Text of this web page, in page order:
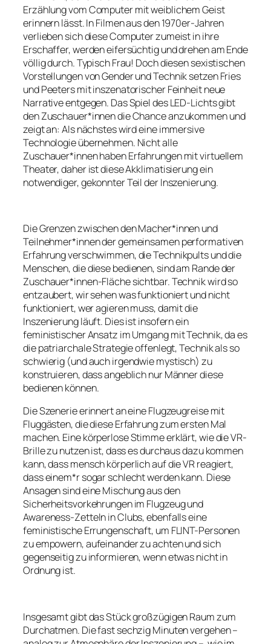
Erzählung vom Computer mit weiblichem Geist
erinnern lässt. In Filmen aus den 1970er-Jahren
verlieben sich diese Computer zumeist in ihre
Erschaffer, werden eifersüchtig und drehen am Ende
völlig durch. Typisch Frau! Doch diesen sexistischen
Vorstellungen von Gender und Technik setzen Fries
und Peeters mit inszenatorischer Feinheit neue
Narrative entgegen. Das Spiel des LED-Lichts gibt
den Zuschauer*innen die Chance anzukommen und
zeigt an: Als nächstes wird eine immersive
Technologie übernehmen. Nicht alle
Zuschauer*innen haben Erfahrungen mit virtuellem
Theater, daher ist diese Akklimatisierung ein
notwendiger, gekonnter Teil der Inszenierung.
Die Grenzen zwischen den Macher*innen und
Teilnehmer*innen der gemeinsamen performativen
Erfahrung verschwimmen, die Technikpults und die
Menschen, die diese bedienen, sind am Rande der
Zuschauer*innen-Fläche sichtbar. Technik wird so
entzaubert, wir sehen was funktioniert und nicht
funktioniert, wer agieren muss, damit die
Inszenierung läuft. Dies ist insofern ein
feministischer Ansatz im Umgang mit Technik, da es
die patriarchale Strategie offenlegt, Technik als so
schwierig (und auch irgendwie mystisch) zu
konstruieren, dass angeblich nur Männer diese
bedienen können.
Die Szenerie erinnert an eine Flugzeugreise mit
Fluggästen, die diese Erfahrung zum ersten Mal
machen. Eine körperlose Stimme erklärt, wie die VR-
Brille zu nutzen ist, dass es durchaus dazu kommen
kann, dass mensch körperlich auf die VR reagiert,
dass einem*r sogar schlecht werden kann. Diese
Ansagen sind eine Mischung aus den
Sicherheitsvorkehrungen im Flugzeug und
Awareness-Zetteln in Clubs, ebenfalls eine
feministische Errungenschaft, um FLINT-Personen
zu empowern, aufeinander zu achten und sich
gegenseitig zu informieren, wenn etwas nicht in
Ordnung ist.
Insgesamt gibt das Stück großzügigen Raum zum
Durchatmen. Die fast sechzig Minuten vergehen –